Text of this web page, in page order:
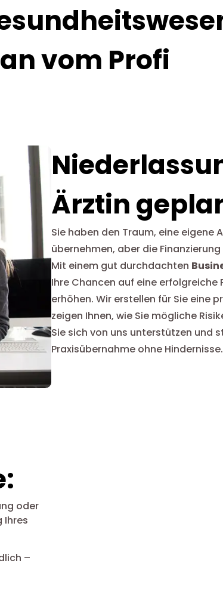
vom Profi
Ärztin
Sie haben den Traum, eine eigene
übernehmen, aber die
Mit einem gut durchdachten
Ihre Chancen auf eine erfolgreiche
erhöhen. Wir erstellen für Sie eine
zeigen Ihnen, wie Sie mögliche
Sie sich von uns unterstützen und
Praxisübernahme ohne Hindernisse.
oder
Ihres
–